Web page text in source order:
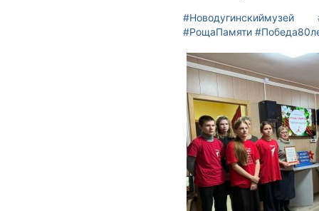
#Новодугинскиймузей
#РощаПамяти